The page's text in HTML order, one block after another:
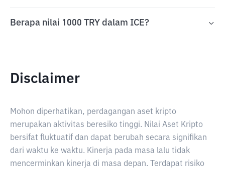
Berapa nilai 1000 TRY dalam ICE?
Disclaimer
Mohon diperhatikan, perdagangan aset kripto
merupakan aktivitas beresiko tinggi. Nilai Aset Kripto
bersifat fluktuatif dan dapat berubah secara signifikan
dari waktu ke waktu. Kinerja pada masa lalu tidak
mencerminkan kinerja di masa depan. Terdapat risiko